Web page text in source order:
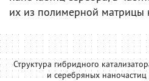
их из полимерной матрицы
Структура гибридного
и серебряных